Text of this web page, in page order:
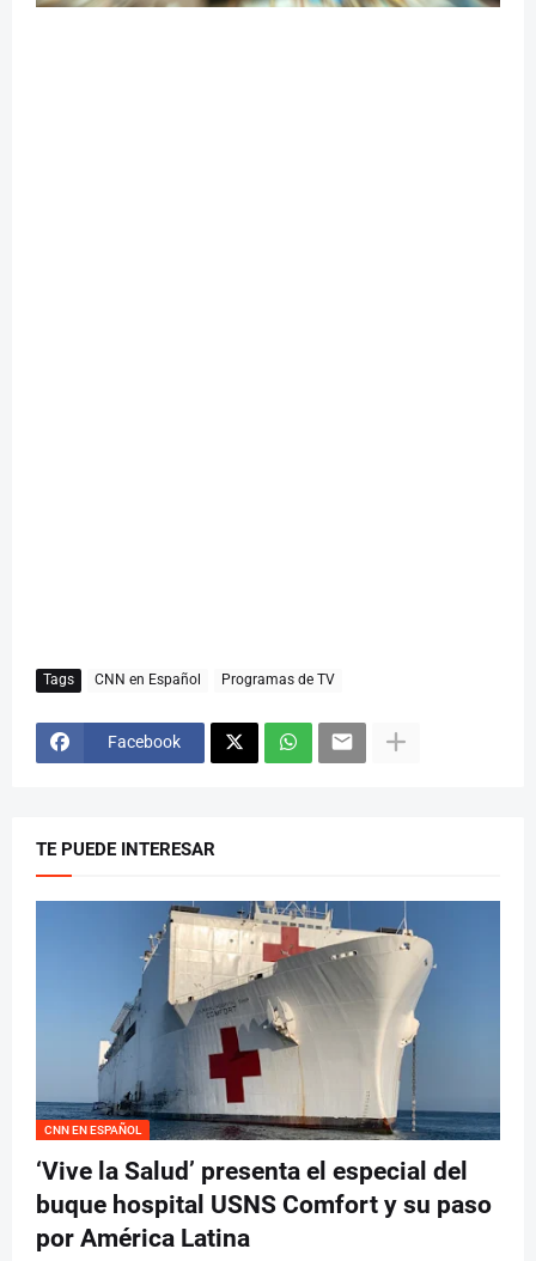
Tags CNN en Español Programas de TV
Facebook
TE PUEDE INTERESAR
CNN EN ESPAÑOL
‘Vive la Salud’ presenta el especial del
buque hospital USNS Comfort y su paso
por América Latina